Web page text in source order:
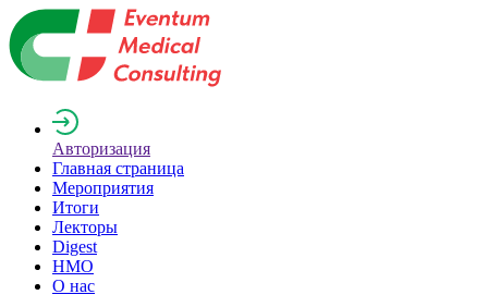
Авторизация
Главная страница
Мероприятия
Итоги
Лекторы
Digest
НМО
О нас